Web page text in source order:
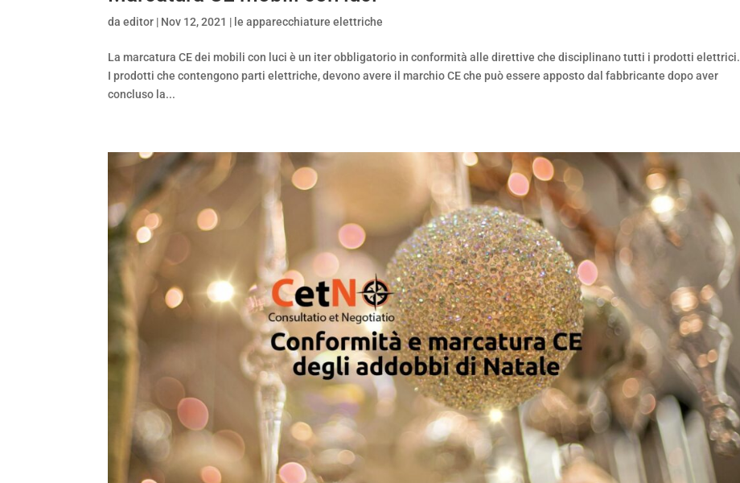
daeditor | Nov 12, 2021 | le apparecchiature elettriche
La marcatura CE dei mobili con luci è un iter obbligatorio in conformità alle direttive che disciplinano tutti i prodotti elettrici.
I prodotti che contengono parti elettriche, devono avere il marchio CE che può essere apposto dal fabbricante dopo aver
concluso la...